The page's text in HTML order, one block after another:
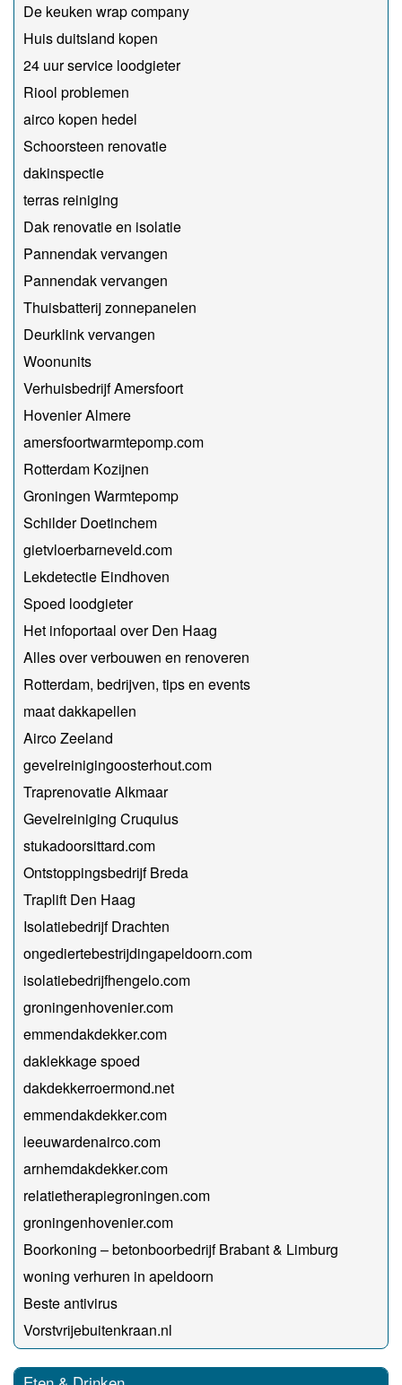
De keuken wrap company
Huis duitsland kopen
24 uur service loodgieter
Riool problemen
airco kopen hedel
Schoorsteen renovatie
dakinspectie
terras reiniging
Dak renovatie en isolatie
Pannendak vervangen
Pannendak vervangen
Thuisbatterij zonnepanelen
Deurklink vervangen
Woonunits
Verhuisbedrijf Amersfoort
Hovenier Almere
amersfoortwarmtepomp.com
Rotterdam Kozijnen
Groningen Warmtepomp
Schilder Doetinchem
gietvloerbarneveld.com
Lekdetectie Eindhoven
Spoed loodgieter
Het infoportaal over Den Haag
Alles over verbouwen en renoveren
Rotterdam, bedrijven, tips en events
maat dakkapellen
Airco Zeeland
gevelreinigingoosterhout.com
Traprenovatie Alkmaar
Gevelreiniging Cruquius
stukadoorsittard.com
Ontstoppingsbedrijf Breda
Traplift Den Haag
Isolatiebedrijf Drachten
ongediertebestrijdingapeldoorn.com
isolatiebedrijfhengelo.com
groningenhovenier.com
emmendakdekker.com
daklekkage spoed
dakdekkerroermond.net
emmendakdekker.com
leeuwardenairco.com
arnhemdakdekker.com
relatietherapiegroningen.com
groningenhovenier.com
Boorkoning – betonboorbedrijf Brabant & Limburg
woning verhuren in apeldoorn
Beste antivirus
Vorstvrijebuitenkraan.nl